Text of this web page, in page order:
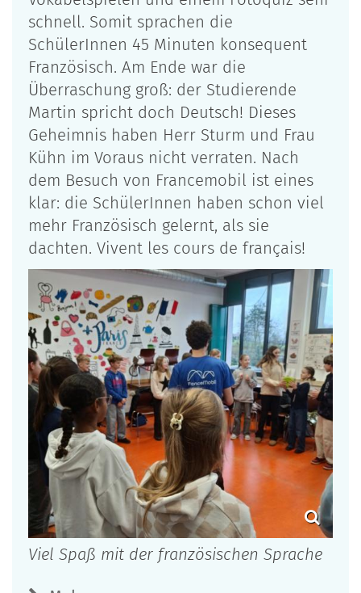
schnell. Somit sprachen die
SchülerInnen 45 Minuten konsequent
Französisch. Am Ende war die
Überraschung groß: der Studierende
Martin spricht doch Deutsch! Dieses
Geheimnis haben Herr Sturm und Frau
Kühn im Voraus nicht verraten. Nach
dem Besuch von Francemobil ist eines
klar: die SchülerInnen haben schon viel
mehr Französisch gelernt, als sie
dachten. Vivent les cours de français!
Viel Spaß mit der französischen Sprache